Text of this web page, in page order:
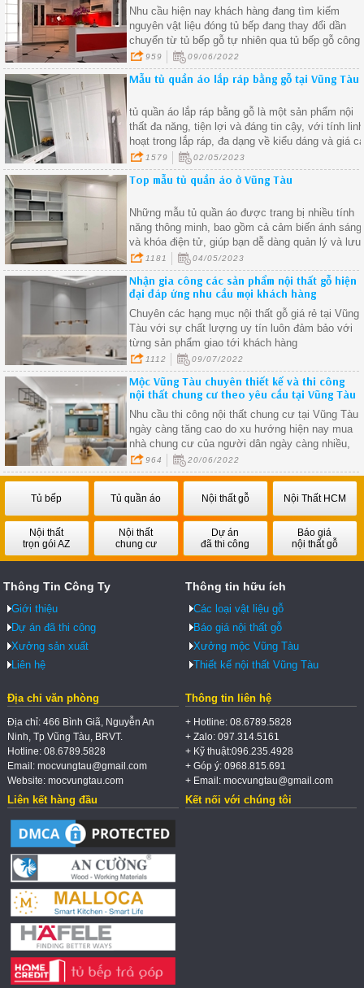
Nhu cầu hiện nay khách hàng đang tìm kiếm
nguyên vật liệu đóng tủ bếp đang thay đổi dần
chuyển từ tủ bếp gỗ tự nhiên qua tủ bếp gỗ công
nghiệp để giải quyết khâu mối mọt, cong vênh,
ẩm ướt nơi góc bếp do thời gian sử dụng. Bên
cạnh đó gỗ công nghiệp cũng được đánh giá là
959 09/06/2022
Mẫu tủ quần áo lắp ráp bằng gỗ tại Vũng Tàu
tủ quần áo lắp ráp bằng gỗ là một sản phẩm nội
thất đa năng, tiện lợi và đáng tin cậy, với tính linh
hoạt trong lắp ráp, đa dạng về kiểu dáng và giá
phải chăng, tủ quần áo lắp ráp bằng gỗ đã trở
thành sự lựa chọn hàng đầu của nhiều gia đình
trong việc trang trí không gian sống của mình
1579 02/05/2023
Top mẫu tủ quần áo ở Vũng Tàu
Những mẫu tủ quần áo được trang bị nhiều tính
năng thông minh, bao gồm cả cảm biến ánh sáng
và khóa điện tử, giúp bạn dễ dàng quản lý và lưu
trữ quần áo một cách hiệu quả
1181 04/05/2023
Nhận gia công các sản phẩm nội thất gỗ hiện
đại đáp ứng nhu cầu mọi khách hàng
Chuyên các hạng mục nội thất gỗ giá rẻ tại Vũng
Tàu với sự chất lượng uy tín luôn đảm bảo với
từng sản phẩm giao tới khách hàng
1112 09/07/2022
Mộc Vũng Tàu chuyên thiết kế và thi công
nội thất chung cư theo yêu cầu tại Vũng Tàu
Nhu cầu thi công nội thất chung cư tại Vũng Tàu
ngày càng tăng cao do xu hướng hiện nay mua
nhà chung cư của người dân ngày càng nhiều,
nắm bắt được xu hướng này Mộc Vũng Tàu
thiết kế và thi công nội thất chung cư trọn gói với
nhu cầu khách hàng.
964 20/06/2022
Tủ bếp Tủ quần áo Nội thất gỗ Nội Thất HCM
Nội thất
trọn gói AZ
Nội thất
chung cư
Dự án
đã thi công
Báo giá
nội thất gỗ
Thông Tin Công Ty
Giới thiệu
Dự án đã thi công
Xưởng sản xuất
Liên hệ
Thông tin hữu ích
Các loại vật liệu gỗ
Báo giá nội thất gỗ
Xưởng mộc Vũng Tàu
Thiết kế nội thất Vũng Tàu
Địa chỉ văn phòng
Địa chỉ: 466 Bình Giã, Nguyễn An
Ninh, Tp Vũng Tàu, BRVT.
Hotline: 08.6789.5828
Email: mocvungtau@gmail.com
Website: mocvungtau.com
Thông tin liên hệ
+ Hotline: 08.6789.5828
+ Zalo: 097.314.5161
+ Kỹ thuật:096.235.4928
+ Góp ý: 0968.815.691
+ Email: mocvungtau@gmail.com
Liên kết hàng đầu Kết nối với chúng tôi